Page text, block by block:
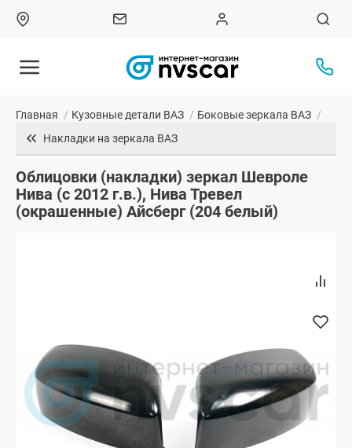
Главная / Кузовные детали ВАЗ / Боковые зеркала ВАЗ /
Накладки на зеркала ВАЗ
Облицовки (накладки) зеркал Шевроле
Нива (с 2012 г.в.), Нива Тревел
(окрашенные) Айсберг (204 белый)